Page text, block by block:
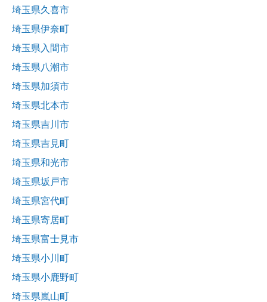
埼玉県久喜市
埼玉県伊奈町
埼玉県入間市
埼玉県八潮市
埼玉県加須市
埼玉県北本市
埼玉県吉川市
埼玉県吉見町
埼玉県和光市
埼玉県坂戸市
埼玉県宮代町
埼玉県寄居町
埼玉県富士見市
埼玉県小川町
埼玉県小鹿野町
埼玉県嵐山町